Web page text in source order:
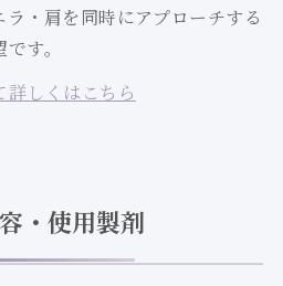
・肩を同時にアプローチする
す。
しくはこちら
・使用製剤